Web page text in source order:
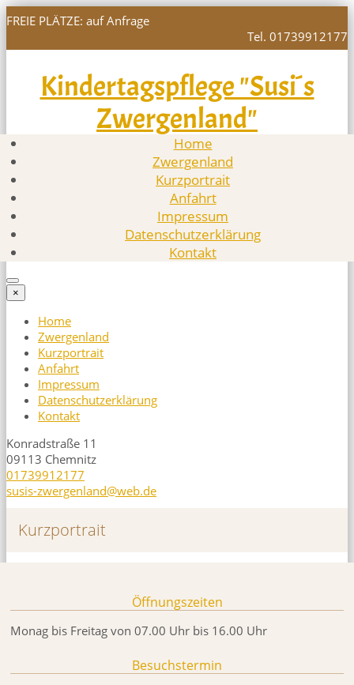
FREIE PLÄTZE: auf Anfrage
Tel. 01739912177
Kindertagspflege "Susi´s
Zwergenland"
Home
Zwergenland
Kurzportrait
Anfahrt
Impressum
Datenschutzerklärung
Kontakt
×
Home
Zwergenland
Kurzportrait
Anfahrt
Impressum
Datenschutzerklärung
Kontakt
Konradstraße 11
09113 Chemnitz
01739912177
susis-zwergenland@web.de
Kurzportrait
Öffnungszeiten
Monag bis Freitag von 07.00 Uhr bis 16.00 Uhr
Besuchstermin